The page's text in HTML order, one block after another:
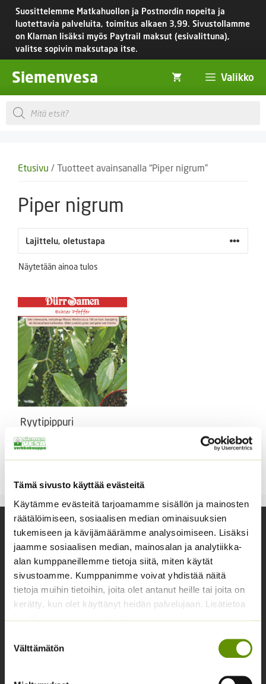
Tämä sivusto käyttää evästeitä
Käytämme evästeitä tarjoamamme sisällön ja mainosten
räätälöimiseen, sosiaalisen median ominaisuuksien
tukemiseen ja kävijämäärämme analysoimiseen. Lisäksi
jaamme sosiaalisen median, mainosalan ja analytiikka-
alan kumppaneillemme tietoja siitä, miten käytät
sivustoamme. Kumppanimme voivat yhdistää näitä
tietoja muihin tietoihin, joita olet antanut heille tai joita on
kerätty, kun olet käyttänyt heidän palvelujaan. Lisätietoa
käyttämistämme evästeistä
valinta
Välttämätön
Siirry
sisältöön
Suosittelemme Matkahuollon ja Postnordin nopeita ja
luotettavia palveluita, toimitus alkaen 3,99. Sivustollamme
on Klarnan lisäksi myös Paytrail maksut (esivalittuna),
valitse sopivin maksutapa itse.
Siemenvesa Valikko
Products
search
Etusivu / Tuotteet avainsanalla “Piper nigrum”
Piper nigrum
Näytetään ainoa tulos
Ryytipippuri
Piper nigrum. Annoksessa n.
15 siementä.
Yhteystiedot
Asiakaspalvelu avoinna arkisin klo 10-17
02 631 9700
info@siemenvesa.fi
Keskuskatu 40, Aito kaupan yhteydessä. 38700
Noutopiste avoinna sopimuksen mukaan ja arkisin 10-